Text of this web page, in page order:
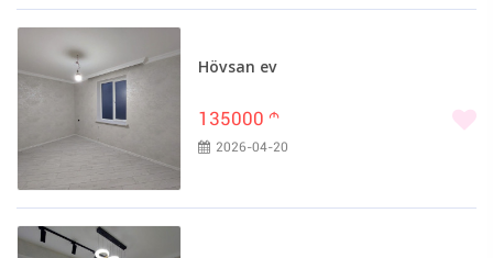
Hövsan ev
135000 m
2026-04-20